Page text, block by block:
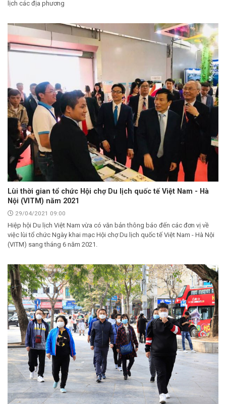
lịch các địa phương
Lùi thời gian tổ chức Hội chợ Du lịch quốc tế Việt Nam - Hà
Nội (VITM) năm 2021
29/04/2021 09:00
Hiệp hội Du lịch Việt Nam vừa có văn bản thông báo đến các đơn vị về
việc lùi tổ chức Ngày khai mạc Hội chợ Du lịch quốc tế Việt Nam - Hà Nội
(VITM) sang tháng 6 năm 2021.